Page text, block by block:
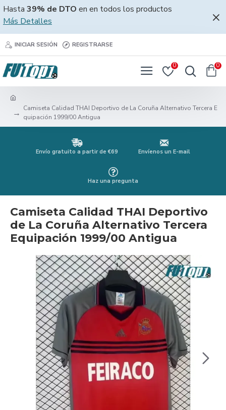
Hasta 39% de DTO en en todos los productos
Más Detalles
INICIAR SESIÓN REGISTRARSE
0 0
Camiseta Calidad THAI Deportivo de La Coruña Alternativo Tercera E
quipación 1999/00 Antigua
Envío gratuito a partir de €69 Envíenos un E-mail
Haz una pregunta
Camiseta Calidad THAI Deportivo
de La Coruña Alternativo Tercera
Equipación 1999/00 Antigua